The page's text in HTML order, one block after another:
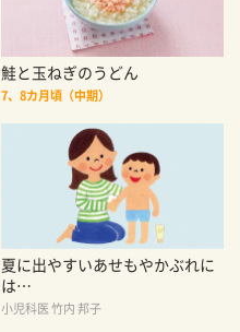
鮭と玉ねぎのうどん
7、8カ月頃（中期）
夏に出やすいあせもやかぶれに
は…
小児科医 竹内 邦子